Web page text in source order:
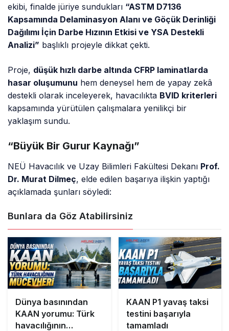
ekibi, finalde jüriye sundukları “ASTM D7136
Kapsamında Delaminasyon Alanı ve Göçük Derinliği
Dağılımı İçin Darbe Hızının Etkisi ve YSA Destekli
Analizi” başlıklı projeyle dikkat çekti.
Proje, düşük hızlı darbe altında CFRP laminatlarda
hasar oluşumunu hem deneysel hem de yapay zekâ
destekli olarak inceleyerek, havacılıkta BVID kriterleri
kapsamında yürütülen çalışmalara yenilikçi bir
yaklaşım sundu.
“Büyük Bir Gurur Kaynağı”
NEÜ Havacılık ve Uzay Bilimleri Fakültesi Dekanı Prof.
Dr. Murat Dilmeç, elde edilen başarıya ilişkin yaptığı
açıklamada şunları söyledi:
Bunlara da Göz Atabilirsiniz
Dünya basınından
KAAN yorumu: Türk
havacılığının
KAAN P1 yavaş taksi
testini başarıyla
tamamladı